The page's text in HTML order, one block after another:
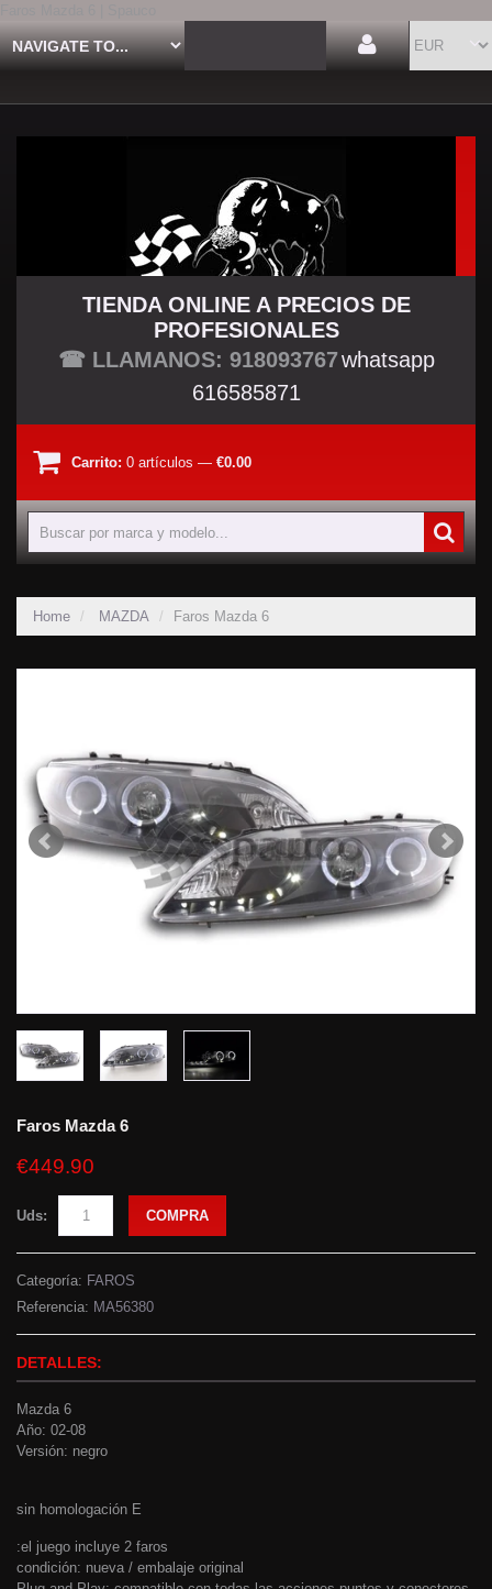
TU TIENDA TUNING
TIENDA ONLINE A PRECIOS DE
PROFESIONALES
☎ LLAMANOS: 918093767whatsapp
616585871
Carrito: 0 artículos — €0.00
Home MAZDA Faros Mazda 6
Faros Mazda 6
€449.90
Uds: COMPRA
Categoría: FAROS
Referencia: MA56380
DETALLES:
Mazda 6
Año: 02-08
Versión: negro
sin homologación E
:el juego incluye 2 faros
condición: nueva / embalaje original